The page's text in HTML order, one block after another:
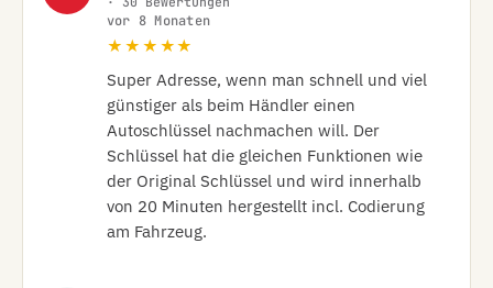
vor 8 Monaten
★★★★★
Super Adresse, wenn man schnell und viel
günstiger als beim Händler einen
Autoschlüssel nachmachen will. Der
Schlüssel hat die gleichen Funktionen wie
der Original Schlüssel und wird innerhalb
von 20 Minuten hergestellt incl. Codierung
am Fahrzeug.